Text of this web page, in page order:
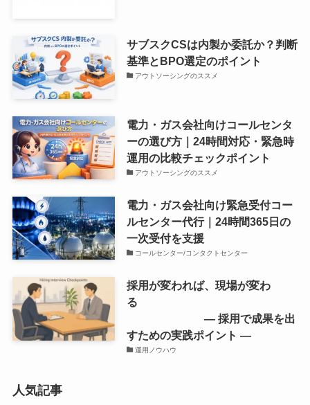
サブスクCSは内製か委託か？判断
基準とBPO選定のポイント
アウトソーシングのススメ
電力・ガス会社向けコールセンタ
ーの選び方｜24時間対応・緊急時
運用の比較チェックポイント
アウトソーシングのススメ
電力・ガス会社向け緊急受付コー
ルセンター代行｜24時間365日の
一次受付を支援
コールセンター/コンタクトセンター
採用が変われば、現場が変わ
る
― 採用で成果を出
すための実践ポイント ―
運用ノウハウ
人気記事